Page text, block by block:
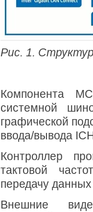
Рис. 1.
Компонента
системной
графической
ввода/вывода
Контроллер
тактовой
передачу
Внешние